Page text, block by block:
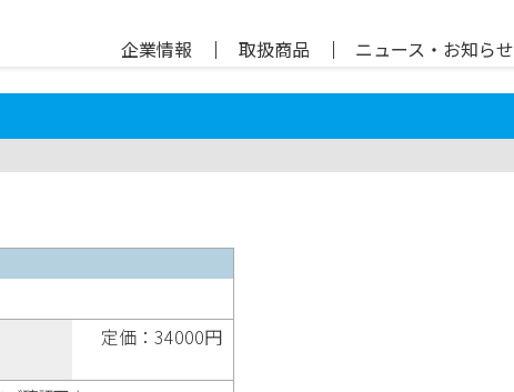
企業情報 ｜ 取扱商品 ｜ ニュース・お知らせ
定価：34000円